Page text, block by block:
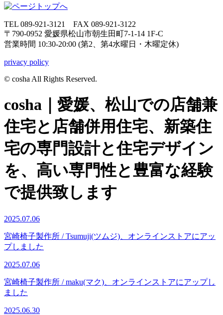
TEL 089-921-3121 FAX 089-921-3122
〒790-0952 愛媛県松山市朝生田町7-1-14 1F-C
営業時間 10:30-20:00 (第2、第4水曜日・木曜定休)
privacy policy
© cosha All Rights Reserved.
cosha｜愛媛、松山での店舗兼
住宅と店舗併用住宅、新築住
宅の専門設計と住宅デザイン
を、高い専門性と豊富な経験
で提供致します
2025.07.06
宮崎椅子製作所 / Tsumuji(ツムジ)、オンラインストアにアッ
プしました
2025.07.06
宮崎椅子製作所 / maku(マク)、オンラインストアにアップし
ました
2025.06.30